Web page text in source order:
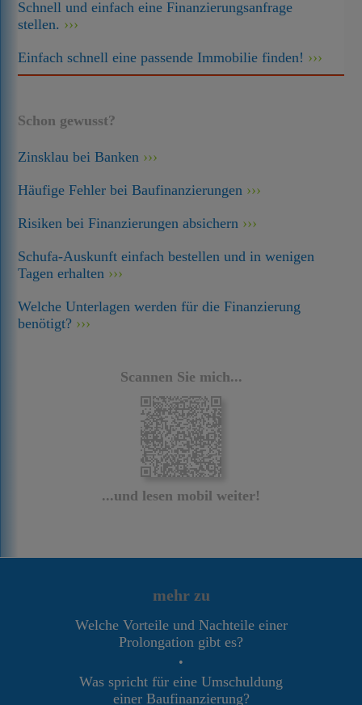
Schnell und einfach eine Finanzierungsanfrage
stellen.
Einfach schnell eine passende Immobilie finden!
Schon gewusst?
Zinsklau bei Banken
Häufige Fehler bei Baufinanzierungen
Risiken bei Finanzierungen absichern
Schufa-Auskunft einfach bestellen und in wenigen
Tagen erhalten
Welche Unterlagen werden für die Finanzierung
benötigt?
Scannen Sie mich...
...und lesen mobil weiter!
mehr zu
Welche Vorteile und Nachteile einer
Prolongation gibt es?
•
Was spricht für eine Umschuldung
einer Baufinanzierung?